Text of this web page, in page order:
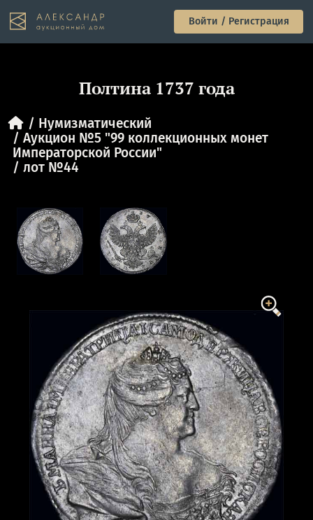
Войти / Регистрация
Полтина 1737 года
Нумизматический
Аукцион №5 "99 коллекционных монет
Императорской России"
лот №44